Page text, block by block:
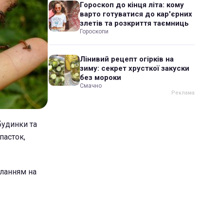
та
на
Гороскоп до кінця літа: кому
варто готуватися до кар'єрних
злетів та розкриття таємниць
Гороскопи
Лінивий рецепт огірків на
зиму: секрет хрусткої закуски
без мороки
Смачно